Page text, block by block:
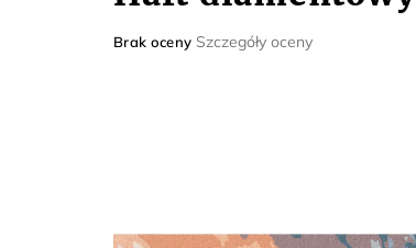
Średnia
Brak oceny Szczegóły oceny